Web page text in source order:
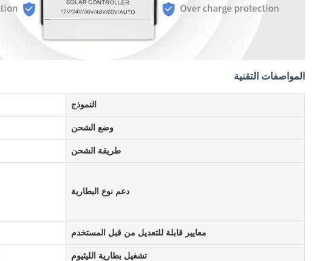
المواصفات التقنية
النموذج
وضع الشحن
طريقة الشحن
دعم نوع البطارية
معايير قابلة للتعديل من قبل المستخدم
تشغيل بطارية الليثيوم